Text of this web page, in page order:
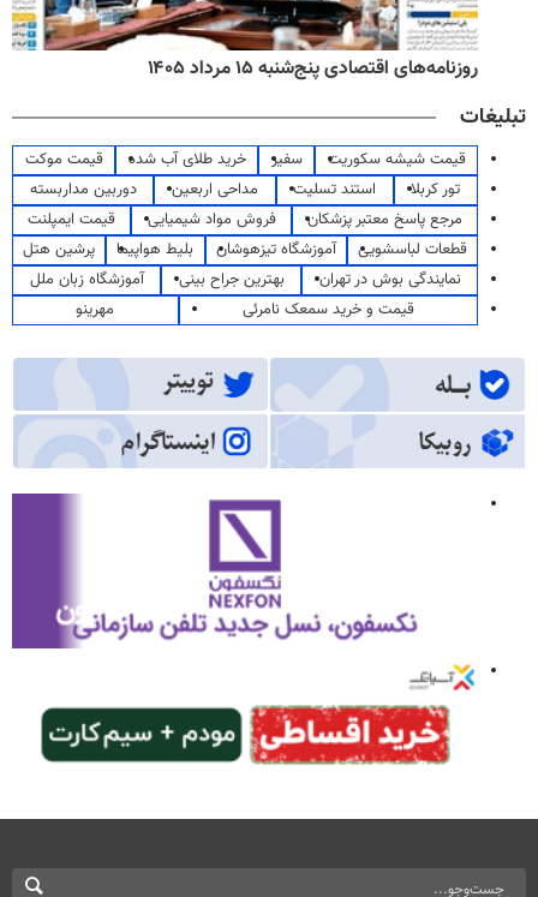
روزنامه‌های اقتصادی پنج‌شنبه ۱۵ مرداد ۱۴۰۵
تبلیغات
قیمت شیشه سکوریت سفیر خرید طلای آب شده
قیمت موکت
تور کربلا
استند تسلیت مداحی اربعین
دوربین مداربسته
مرجع پاسخ معتبر پزشکان
فروش مواد شیمیایی
قیمت ایمپلنت
قطعات لباسشویی
آموزشگاه تیزهوشان بلیط هواپیما
پرشین هتل
نمایندگی بوش در تهران
بهترین جراح بینی
آموزشگاه زبان ملل
قیمت و خرید سمعک نامرئی
مهرینو